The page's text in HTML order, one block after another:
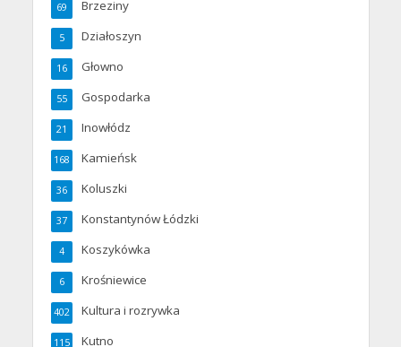
Brzeziny
69
Działoszyn
5
Głowno
16
Gospodarka
55
Inowłódz
21
Kamieńsk
168
Koluszki
36
Konstantynów Łódzki
37
Koszykówka
4
Krośniewice
6
Kultura i rozrywka
402
Kutno
115